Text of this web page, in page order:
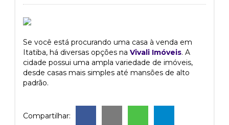
Se você está procurando uma casa à venda em
Itatiba, há diversas opções na Vivali Imóveis. A
cidade possui uma ampla variedade de imóveis,
desde casas mais simples até mansões de alto
padrão.
Compartilhar: